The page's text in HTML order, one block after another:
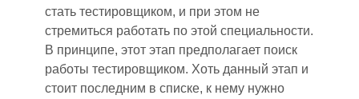
стать тестировщиком, и при этом не
стремиться работать по этой специальности.
В принципе, этот этап предполагает поиск
работы тестировщиком. Хоть данный этап и
стоит последним в списке, к нему нужно